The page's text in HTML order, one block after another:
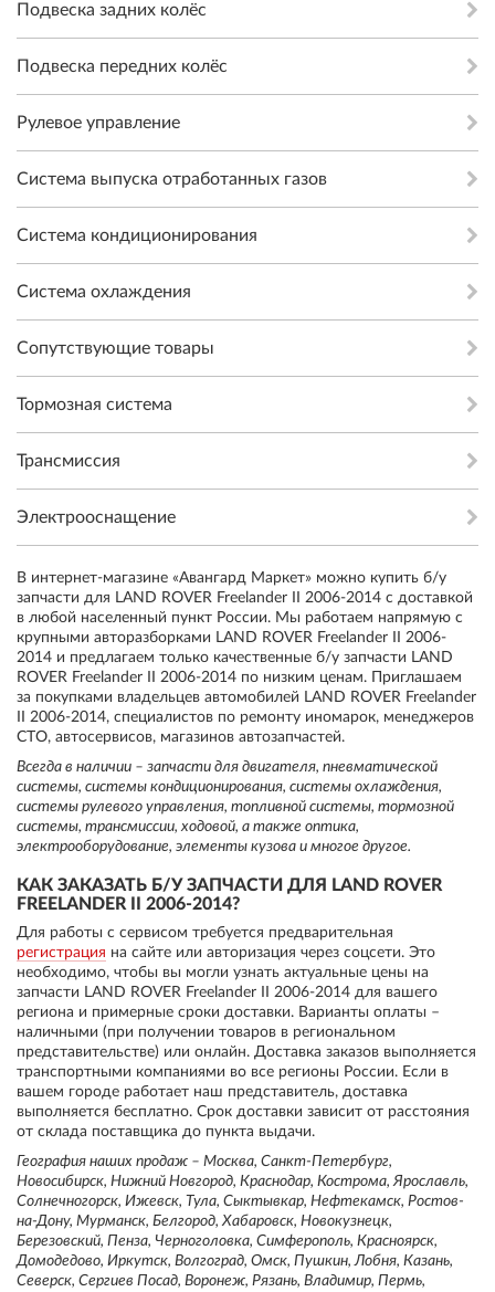
Подвеска задних колёс
Подвеска передних колёс
Рулевое управление
Система выпуска отработанных газов
Система кондиционирования
Система охлаждения
Сопутствующие товары
Тормозная система
Трансмиссия
Электрооснащение
В интернет-магазине «Авангард Маркет» можно купить б/у
запчасти для LAND ROVER Freelander II 2006-2014 с доставкой
в любой населенный пункт России. Мы работаем напрямую с
крупными авторазборками LAND ROVER Freelander II 2006-
2014 и предлагаем только качественные б/у запчасти LAND
ROVER Freelander II 2006-2014 по низким ценам. Приглашаем
за покупками владельцев автомобилей LAND ROVER Freelander
II 2006-2014, специалистов по ремонту иномарок, менеджеров
СТО, автосервисов, магазинов автозапчастей.
Всегда в наличии – запчасти для двигателя, пневматической
системы, системы кондиционирования, системы охлаждения,
системы рулевого управления, топливной системы, тормозной
системы, трансмиссии, ходовой, а также оптика,
электрооборудование, элементы кузова и многое другое.
КАК ЗАКАЗАТЬ Б/У ЗАПЧАСТИ ДЛЯ LAND ROVER
FREELANDER II 2006-2014?
Для работы с сервисом требуется предварительная
регистрация на сайте или авторизация через соцсети. Это
необходимо, чтобы вы могли узнать актуальные цены на
запчасти LAND ROVER Freelander II 2006-2014 для вашего
региона и примерные сроки доставки. Варианты оплаты –
наличными (при получении товаров в региональном
представительстве) или онлайн. Доставка заказов выполняется
транспортными компаниями во все регионы России. Если в
вашем городе работает наш представитель, доставка
выполняется бесплатно. Срок доставки зависит от расстояния
от склада поставщика до пункта выдачи.
География наших продаж – Москва, Санкт-Петербург,
Новосибирск, Нижний Новгород, Краснодар, Кострома, Ярославль,
Солнечногорск, Ижевск, Тула, Сыктывкар, Нефтекамск, Ростов-
на-Дону, Мурманск, Белгород, Хабаровск, Новокузнецк,
Березовский, Пенза, Черноголовка, Симферополь, Красноярск,
Домодедово, Иркутск, Волгоград, Омск, Пушкин, Лобня, Казань,
Северск, Сергиев Посад, Воронеж, Рязань, Владимир, Пермь,